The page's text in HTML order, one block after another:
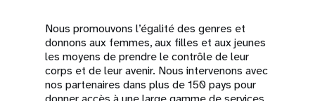
Nous promouvons l’égalité des genres et
donnons aux femmes, aux filles et aux jeunes
les moyens de prendre le contrôle de leur
corps et de leur avenir. Nous intervenons avec
nos partenaires dans plus de 150 pays pour